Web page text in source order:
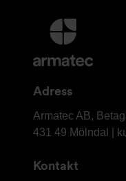
Ytterligare
information
och
Adress
Armatec
AB
Armatec AB,
431 49 Mölndal |
Kontakt